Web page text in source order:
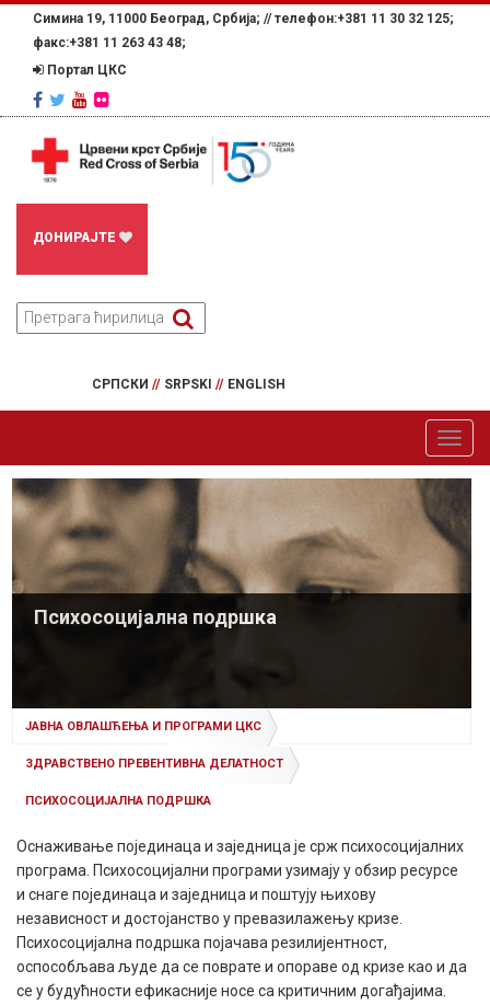
Симина 19, 11000 Београд, Србија; // телефон:+381 11 30 32 125;
факс:+381 11 263 43 48;
Портал ЦКС
ДОНИРАЈТЕ
СРПСКИ // SRPSKI // ENGLISH
Психосоцијална подршка
ЈАВНА ОВЛАШЋЕЊА И ПРОГРАМИ ЦКС
ЗДРАВСТВЕНО ПРЕВЕНТИВНА ДЕЛАТНОСТ
ПСИХОСОЦИЈАЛНА ПОДРШКА
Оснаживање појединаца и заједница је срж психосоцијалних
програма. Психосоцијални програми узимају у обзир ресурсе
и снаге појединаца и заједница и поштују њихову
независност и достојанство у превазилажењу кризе.
Психосоцијална подршка појачава резилијентност,
оспособљава људе да се поврате и опораве од кризе као и да
се у будућности ефикасније носе са критичним догађајима.